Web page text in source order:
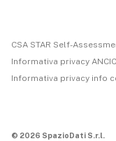
CSA STAR Self-
Informativa privacy ANCIC
Informativa privacy info
© 2026 SpazioDati S.r.l.